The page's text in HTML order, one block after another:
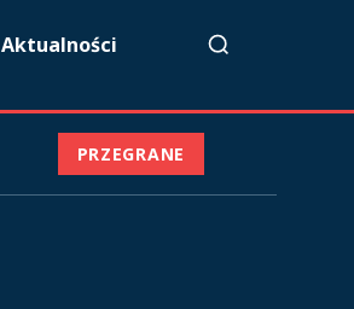
Aktualności
PRZEGRANE